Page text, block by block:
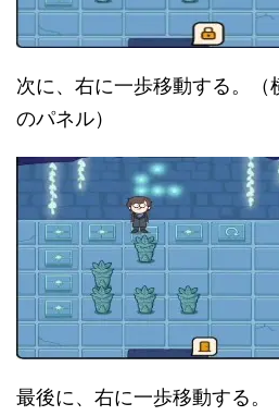
次に、右に一歩移動する。（
のパネル）
最後に、右に一歩移動する。